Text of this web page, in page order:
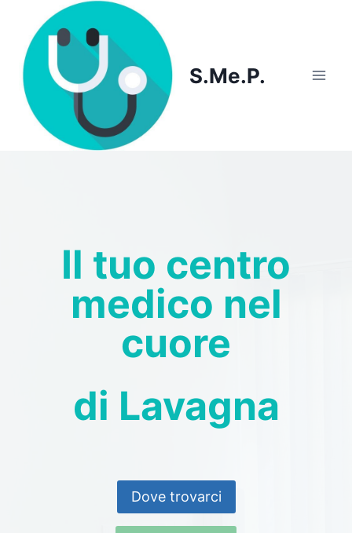
content
S.Me.P.
Il tuo centro
medico nel
cuore
di Lavagna
Dove trovarci